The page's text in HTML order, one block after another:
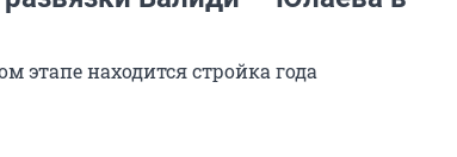
этапе находится стройка года